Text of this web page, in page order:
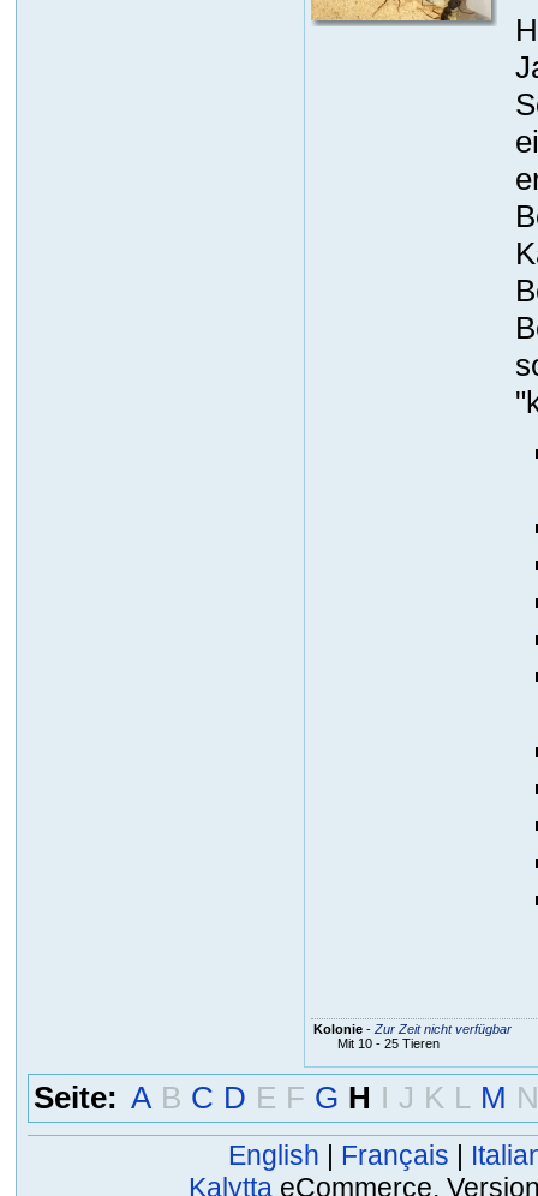
Kolonie- Zur Zeit nicht verfügbar
Mit 10 - 25 Tieren
Seite: A B C D E F G H I J K L M N
English Français
Kalytta eCommerce,